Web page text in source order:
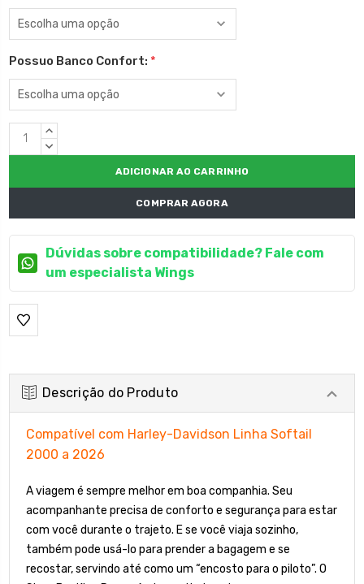
Possuo Banco Confort: *
EstoqueQUANTIDADE
CRESCENTE:
QUANTIDADE
COMPRAR AGORA
Dúvidas sobre compatibilidade? Fale com
um especialista Wings
Descrição do Produto
Compatível com Harley-Davidson Linha Softail
2000 a 2026
A viagem é sempre melhor em boa companhia. Seu
acompanhante precisa de conforto e segurança para estar
com você durante o trajeto. E se você viaja sozinho,
também pode usá-lo para prender a bagagem e se
recostar, servindo até como um “encosto para o piloto”. O